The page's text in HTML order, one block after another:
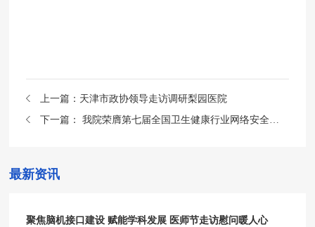
上一篇： 天津市政协领导走访调研梨园医院
下一篇：
最新资讯
聚焦脑机接口建设 赋能学科发展 医师节走访慰问暖人心